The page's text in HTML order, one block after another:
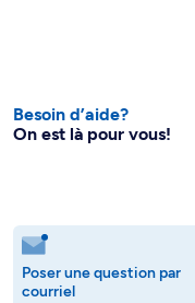
Besoin d’aide?
On est là pour vous!
Poser une question par
courriel